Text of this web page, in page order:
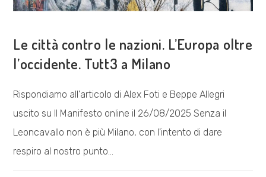
Le città contro le nazioni. L’Europa oltre
l’occidente. Tutt3 a Milano
Rispondiamo all'articolo di Alex Foti e Beppe Allegri
uscito su Il Manifesto online il 26/08/2025 Senza il
Leoncavallo non è più Milano, con l'intento di dare
respiro al nostro punto…